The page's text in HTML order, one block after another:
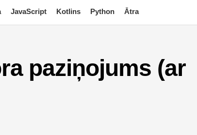
JavaScript Kotlins Python Ātra
paziņojums (ar